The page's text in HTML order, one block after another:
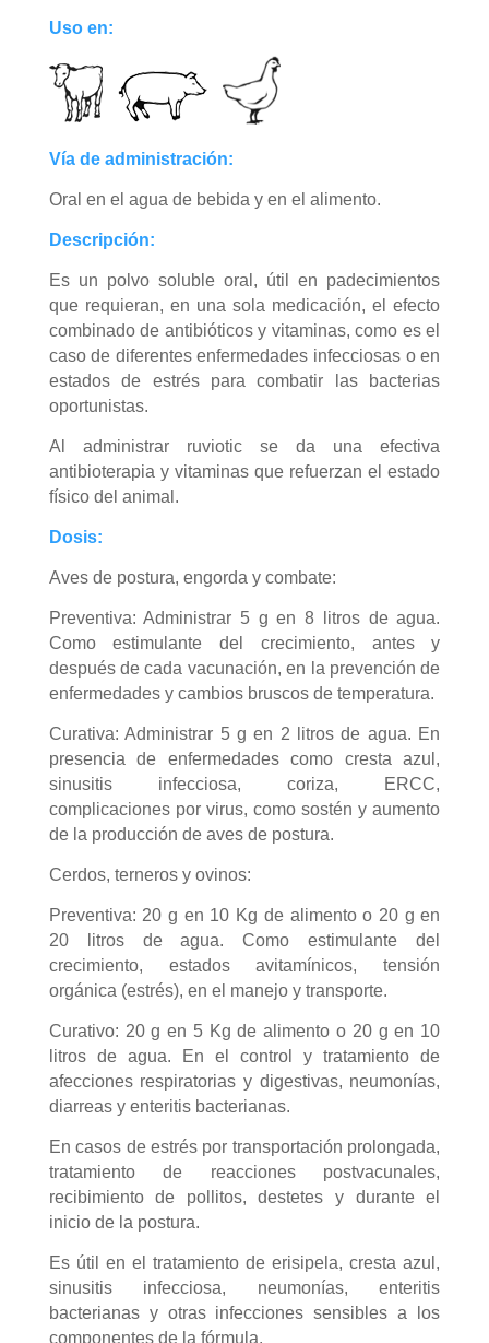
Uso en:
Vía de administración:
Oral en el agua de bebida y en el alimento.
Descripción:
Es un polvo soluble oral, útil en padecimientos
que requieran, en una sola medicación, el efecto
combinado de antibióticos y vitaminas, como es el
caso de diferentes enfermedades infecciosas o en
estados de estrés para combatir las bacterias
oportunistas.
Al administrar ruviotic se da una efectiva
antibioterapia y vitaminas que refuerzan el estado
físico del animal.
Dosis:
Aves de postura, engorda y combate:
Preventiva: Administrar 5 g en 8 litros de agua.
Como estimulante del crecimiento, antes y
después de cada vacunación, en la prevención de
enfermedades y cambios bruscos de temperatura.
Curativa: Administrar 5 g en 2 litros de agua. En
presencia de enfermedades como cresta azul,
sinusitis infecciosa, coriza, ERCC,
complicaciones por virus, como sostén y aumento
de la producción de aves de postura.
Cerdos, terneros y ovinos:
Preventiva: 20 g en 10 Kg de alimento o 20 g en
20 litros de agua. Como estimulante del
crecimiento, estados avitamínicos, tensión
orgánica (estrés), en el manejo y transporte.
Curativo: 20 g en 5 Kg de alimento o 20 g en 10
litros de agua. En el control y tratamiento de
afecciones respiratorias y digestivas, neumonías,
diarreas y enteritis bacterianas.
En casos de estrés por transportación prolongada,
tratamiento de reacciones postvacunales,
recibimiento de pollitos, destetes y durante el
inicio de la postura.
Es útil en el tratamiento de erisipela, cresta azul,
sinusitis infecciosa, neumonías, enteritis
bacterianas y otras infecciones sensibles a los
componentes de la fórmula.